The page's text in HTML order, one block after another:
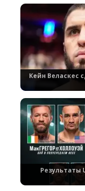
Кейн Веласкес
Результаты